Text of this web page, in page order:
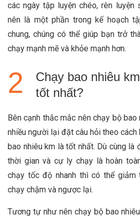
các ngày tập luyện chéo, rèn luyện
nên là một phần trong kế hoạch
chung, chúng có thể giúp bạn trở
chạy mạnh mẽ và khỏe mạnh hơn.
Chạy bao nhiêu
tốt nhất?
Bên cạnh thắc mắc nên chạy bộ
nhiều người lại đặt câu hỏi theo cách
bao nhiêu km là tốt nhất. Dù cùng là
thời gian và cự ly chạy là hoàn
chạy tốc độ nhanh thì có thể
chạy chậm và ngược lại.
Tương tự như nên chạy bộ bao